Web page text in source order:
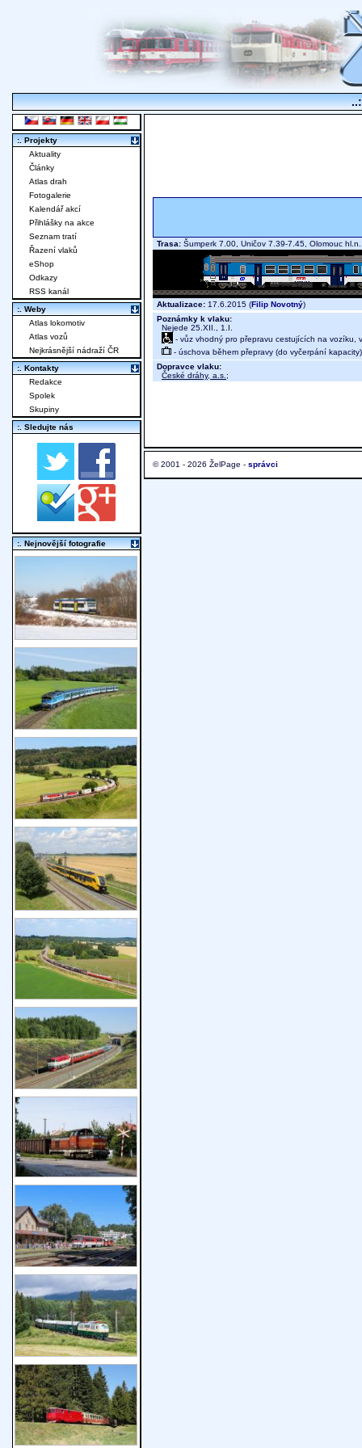
Trasa: Šumperk 7.00, Uničov 7.39-7.45, Olomouc
Aktualizace: 17.6.2015 (Filip Novotný)
Poznámky k vlaku:
Nejede 25.XII., 1.I.
- vůz vhodný pro přepravu cestujících na vozíku,
- úschova během přepravy (do vyčerpání kapacity)
Dopravce vlaku:
České dráhy, a.s. ;
© 2001 - 2026 ŽelPage - správci
:. Projekty
Aktuality
Články
Atlas drah
Fotogalerie
Kalendář akcí
Přihlášky na akce
Seznam tratí
Řazení vlaků
eShop
Odkazy
RSS kanál
:. Weby
Atlas lokomotiv
Atlas vozů
Nejkrásnější nádraží ČR
:. Kontakty
Redakce
Spolek
Skupiny
:. Sledujte nás
:. Nejnovější fotografie